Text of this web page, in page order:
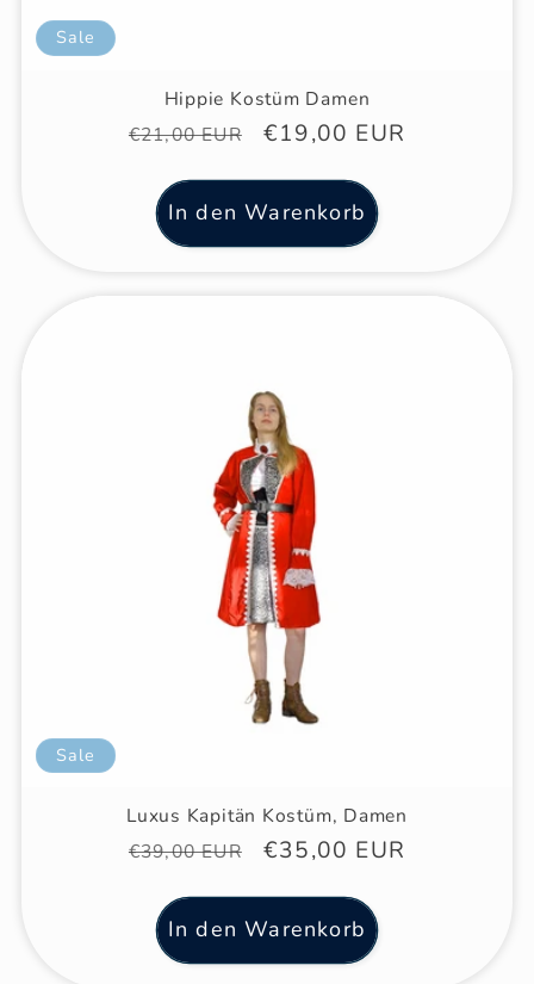
Sale
Hippie Kostüm Damen
Normaler
€21,00 EUR Verkaufspreis
€19,00 EUR
In den Warenkorb
Sale
Luxus Kapitän Kostüm, Damen
Normaler
€39,00 EUR Verkaufspreis
€35,00 EUR
In den Warenkorb